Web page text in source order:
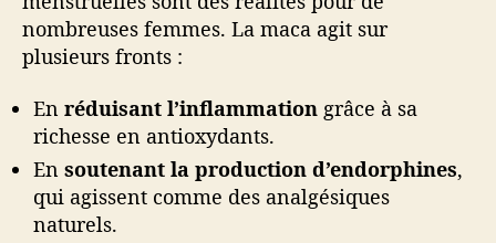
nombreuses femmes. La maca agit sur
plusieurs fronts :
En réduisant l’inflammation grâce à sa
richesse en antioxydants.
En soutenant la production d’endorphines,
qui agissent comme des analgésiques
naturels.